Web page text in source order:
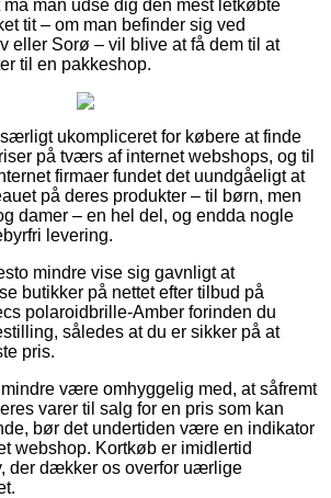
man udse dig den mest letkøbte
tit – om man befinder sig ved
eller Sorø – vil blive at få dem til at
til en pakkeshop.
ukompliceret for købere at finde
på tværs af internet webshops, og til
firmaer fundet det uundgåeligt at
på deres produkter – til børn, men
damer – en hel del, og endda nogle
levering.
mindre vise sig gavnligt at
butikker på nettet efter tilbud på
polaroidbrille-Amber forinden du
således at du er sikker på at
pris.
være omhyggelig med, at såfremt
varer til salg for en pris som kan
bør det undertiden være en indikator
webshop. Kortkøb er imidlertid
der dækker os overfor uærlige